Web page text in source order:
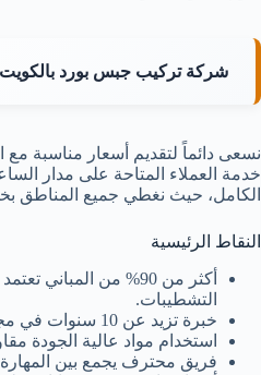
شركة تركيب جبس بورد بالكويت
نسعى دائماً لتقديم أسعار مناسبة مع
خدمة العملاء المتاحة على مدار
الكامل، حيث نغطي جميع المناطق
النقاط الرئيسية
أكثر من 90% من
التشطيبات.
خبرة تزيد عن 10 سنوات في مجال التصميم والتنفيذ.
استخدام مواد عالية الجودة
فريق محترف يجمع بين المهارة